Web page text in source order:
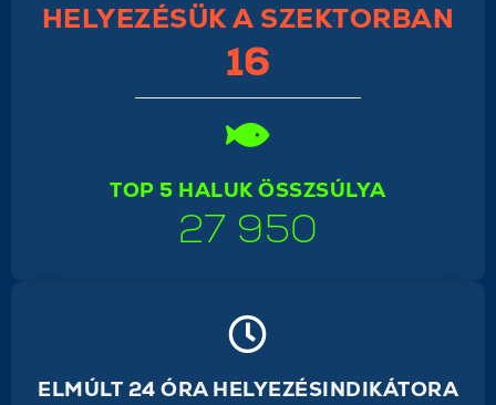
HELYEZÉSÜK A SZEKTORBAN
16
TOP 5 HALUK ÖSSZSÚLYA
27 950
ELMÚLT 24 ÓRA HELYEZÉSINDIKÁTORA